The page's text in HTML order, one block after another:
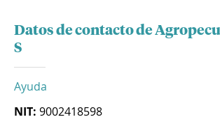
Datos de contacto de
S
Ayuda
NIT: 9002418598